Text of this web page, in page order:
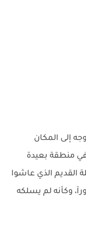
إلى المكان
منطقة بعيدة
القديم الذي عاشوا
وكأنه لم يسلكه